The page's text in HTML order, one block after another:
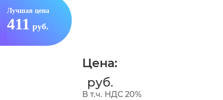
Лучшая цена
411 руб.
Цена:
руб.
В т.ч. НДС 20%